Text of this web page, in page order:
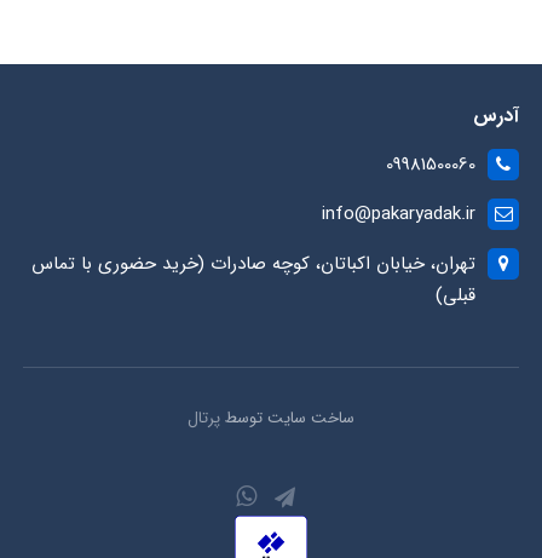
آدرس
09981500060
info@pakaryadak.ir
تهران، خیابان اکباتان، کوچه صادرات (خرید حضوری با تماس
قبلی)
ساخت سایت توسطپرتال